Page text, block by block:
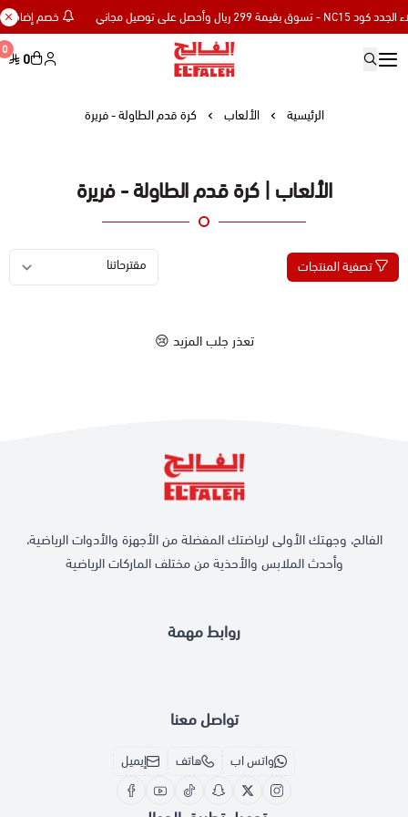
خصم إضافي 15% للعملاء الجدد كود NC15 - تسوق بقيمة 299 ريال وأحصل على توصيل مجاني
0 0
الرئيسية الألعاب كرة قدم الطاولة - فريرة
الألعاب | كرة قدم الطاولة - فريرة
تصفية المنتجات
تعذر جلب المزيد 😢
روابط مهمة
الفالح، وجهتك الأولى لرياضتك المفضلة من الأجهزة والأدوات الرياضية،
وأحدث الملابس والأحذية من مختلف الماركات الرياضية
تواصل معنا
واتس اب هاتف إيميل